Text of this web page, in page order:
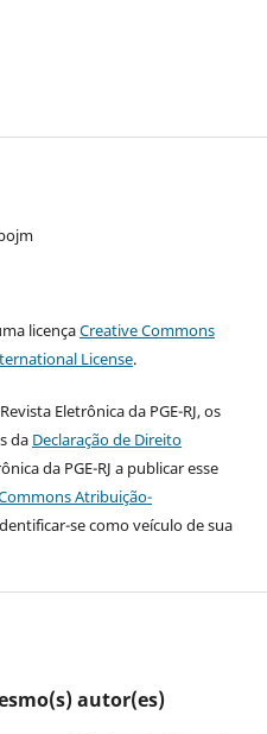
licençaCreative Commons
License.
Eletrônica da PGE-RJ, os
da Declaração de Direito
da PGE-RJ a publicar esse
Atribuição-
se como veículo de sua
autor(es)